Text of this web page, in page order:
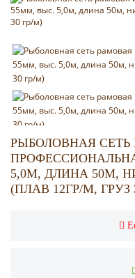
РЫБОЛОВНАЯ
5,0М, ДЛИНА 50М,
(ПЛАВ 12ГР/М, ГРУЗ